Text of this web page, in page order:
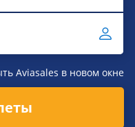
Aviasales в новом окне